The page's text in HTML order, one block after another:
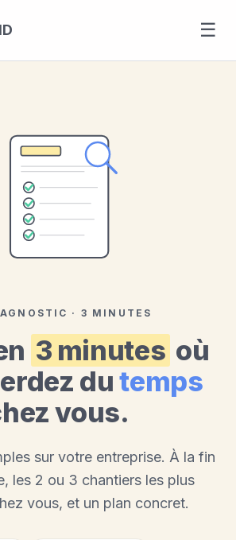
☰
· 3 MINUTES
3 minutes où
dutemps
vous.
sur votre entreprise. À la fin
les 2 ou 3 chantiers les plus
vous, et un plan concret.